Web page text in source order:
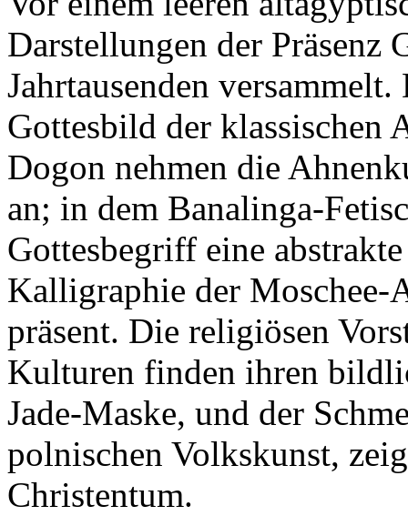
Darstellungen der Präsenz
Jahrtausenden
Gottesbild der
Dogon nehmen die
an; in dem Banalinga-
Gottesbegriff eine
Kalligraphie der Moschee-
präsent. Die religiösen
Kulturen finden ihren
Jade-Maske, und der
polnischen Volkskunst,
Christentum.